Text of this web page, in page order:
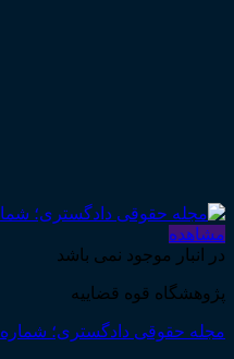
مشاهده
در انبار موجود نمی باشد
پژوهشگاه قوه قضاییه
مجله حقوقی دادگستری؛ شماره ۱۰۶ ـ تابستان ۱۳۹۸